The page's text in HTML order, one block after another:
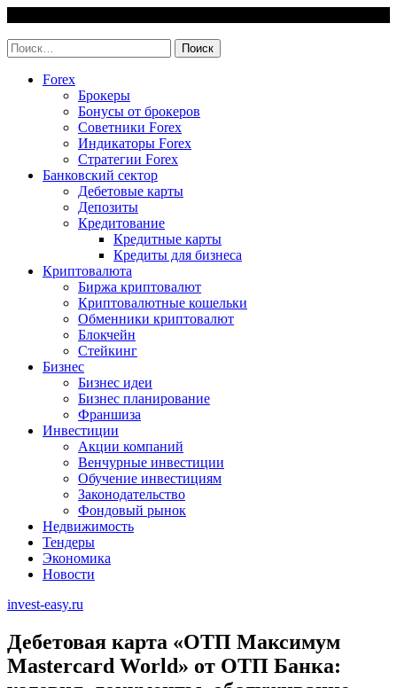
content
Найти:
Forex
Брокеры
Бонусы от брокеров
Советники Forex
Индикаторы Forex
Стратегии Forex
Банковский сектор
Дебетовые карты
Депозиты
Кредитование
Кредитные карты
Кредиты для бизнеса
Криптовалюта
Биржа криптовалют
Криптовалютные кошельки
Обменники криптовалют
Блокчейн
Стейкинг
Бизнес
Бизнес идеи
Бизнес планирование
Франшиза
Инвестиции
Акции компаний
Венчурные инвестиции
Обучение инвестициям
Законодательство
Фондовый рынок
Недвижимость
Тендеры
Экономика
Новости
invest-easy.ru
Дебетовая карта «ОТП Максимум
Mastercard World» от ОТП Банка: